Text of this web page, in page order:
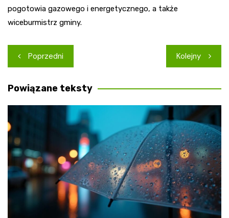
pogotowia gazowego i energetycznego, a także
wiceburmistrz gminy.
Nawigacja
wpisu
Poprzedni Kolejny
Powiązane teksty